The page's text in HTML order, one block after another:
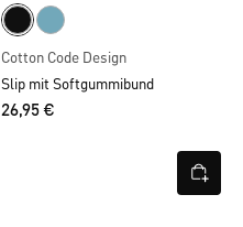
Cotton Code Design
Slip mit Softgummibund
26,95 €